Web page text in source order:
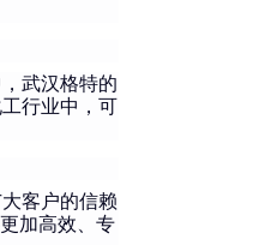
武汉格特的
行业中，可
客户的信赖
加高效、专